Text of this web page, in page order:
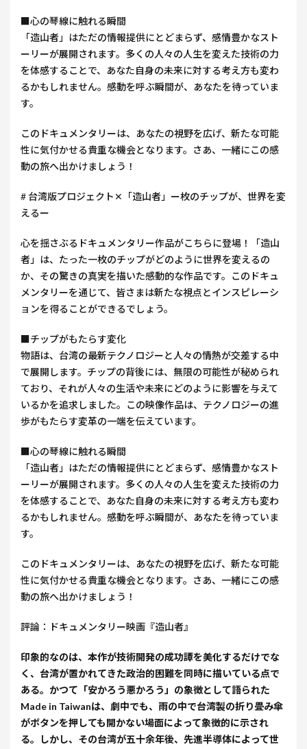
■心の琴線に触れる瞬間
「造山者」はただの情報提供にとどまらず、感情豊かなスト
ーリーが展開されます。多くの人々の人生を変えた技術の力
を体感することで、あなた自身の未来に対する考え方も変わ
るかもしれません。感動を呼ぶ瞬間が、あなたを待っていま
す。
このドキュメンタリーは、あなたの視野を広げ、新たな可能
性に気付かせる貴重な機会となります。さあ、一緒にこの感
動の旅へ出かけましょう！
# 台湾版プロジェクト✕「造山者」ー枚のチップが、世界を変
えるー
心を揺さぶるドキュメンタリー作品がこちらに登場！「造山
者」は、たった一枚のチップがどのように世界を変えるの
か、その驚きの真実を描いた感動的な作品です。このドキュ
メンタリーを通じて、皆さまは新たな視点とインスピレーシ
ョンを得ることができるでしょう。
■チップがもたらす変化
物語は、台湾の最新テクノロジーと人々の情熱が交差する中
で展開します。チップの背後には、無限の可能性が秘められ
ており、それが人々の生活や未来にどのように影響を与えて
いるかを追求しました。この映像作品は、テクノロジーの進
歩がもたらす変革の一端を伝えています。
■心の琴線に触れる瞬間
「造山者」はただの情報提供にとどまらず、感情豊かなスト
ーリーが展開されます。多くの人々の人生を変えた技術の力
を体感することで、あなた自身の未来に対する考え方も変わ
るかもしれません。感動を呼ぶ瞬間が、あなたを待っていま
す。
このドキュメンタリーは、あなたの視野を広げ、新たな可能
性に気付かせる貴重な機会となります。さあ、一緒にこの感
動の旅へ出かけましょう！
評論：ドキュメンタリー映画『造山者』
印象的なのは、本作が技術開発の成功譚を美化するだけでな
く、台湾が置かれてきた政治的困難を同時に描いている点で
ある。かつて「安かろう悪かろう」の象徴として語られた
Made in Taiwanは、劇中でも、雨の中で台湾製の折り畳み傘
がボタンを押しても開かない場面によって象徴的に示され
る。しかし、その台湾が五十余年後、先進半導体によって世